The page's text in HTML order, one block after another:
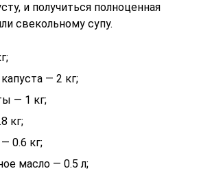
и получиться полноценная
свекольному супу.
— 2 кг;
— 1 кг;
кг;
0.6 кг;
масло — 0.5 л;